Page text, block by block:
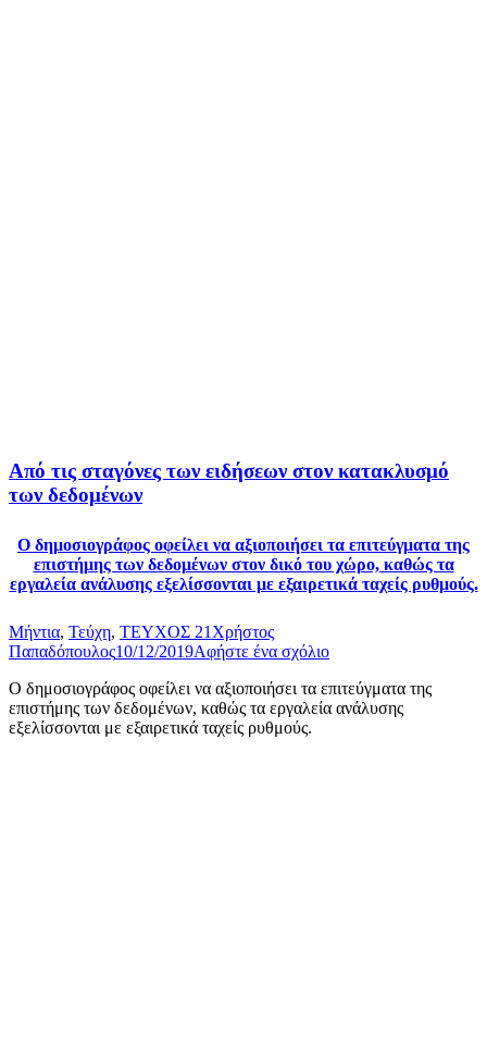
Από τις σταγόνες των ειδήσεων στον κατακλυσμό
των δεδομένων
Ο δημοσιογράφος οφείλει να αξιοποιήσει τα επιτεύγματα της
επιστήμης των δεδομένων στον δικό του χώρο, καθώς τα
εργαλεία ανάλυσης εξελίσσονται με εξαιρετικά ταχείς ρυθμούς.
Μήντια, Τεύχη, ΤΕΥΧΟΣ 21 Χρήστος
Παπαδόπουλος10/12/2019Αφήστε ένα σχόλιο
Ο δημοσιογράφος οφείλει να αξιοποιήσει τα επιτεύγματα της
επιστήμης των δεδομένων, καθώς τα εργαλεία ανάλυσης
εξελίσσονται με εξαιρετικά ταχείς ρυθμούς.